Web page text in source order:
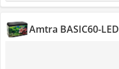
Amtra ‎BASIC60-LED